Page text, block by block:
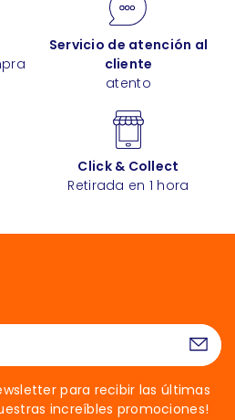
Servicio de atención al
cliente
atento
Click & Collect
Retirada en 1 hora
para recibir las últimas
increíbles promociones!